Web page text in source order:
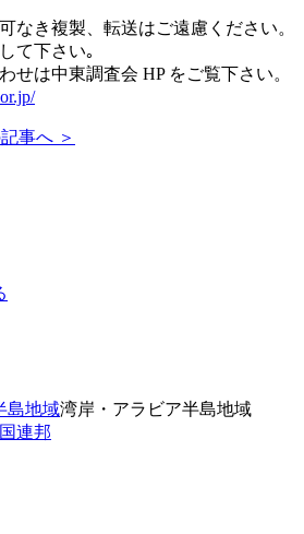
なき複製、転送はご遠慮ください。
て下さい｡
は中東調査会 HP をご覧下さい。
事へ ＞
島地域湾岸・アラビア半島地域
連邦